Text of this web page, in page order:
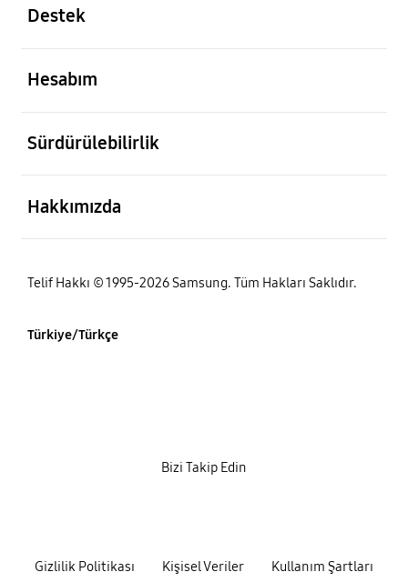
Destek
Hesabım
Sürdürülebilirlik
Hakkımızda
Telif Hakkı © 1995-2026 Samsung. Tüm Hakları Saklıdır.
Türkiye/Türkçe
Gizlilik Politikası Kişisel Veriler Kullanım Şartları
Bizi Takip Edin